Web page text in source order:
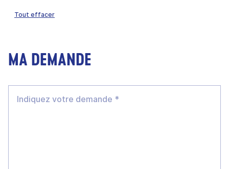
Tout effacer
MA DEMANDE